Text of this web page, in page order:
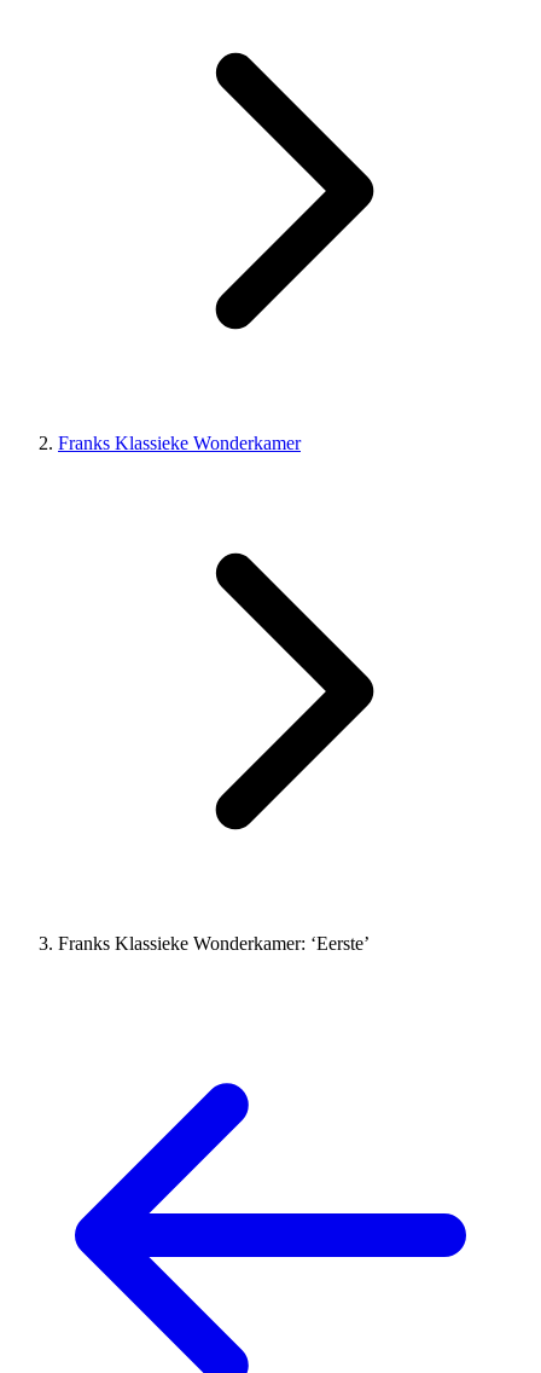
Franks Klassieke Wonderkamer
Franks Klassieke Wonderkamer: ‘Eerste’